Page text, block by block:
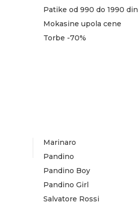
Patike od 990 do 1990 din
Mokasine upola cene
Torbe -70%
Marinaro
Pandino
Pandino Boy
Pandino Girl
Salvatore Rossi